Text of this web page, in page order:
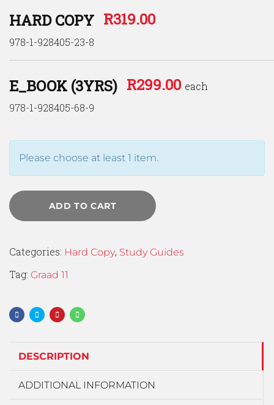
HARD COPY
978-1-928405-23-8
R319.00
E_BOOK (3YRS)
978-1-928405-68-9
R299.00 each
Please choose at least 1 item.
ADD TO CART
Categories: Hard Copy, Study Guides
Tag: Graad 11
DESCRIPTION
ADDITIONAL INFORMATION